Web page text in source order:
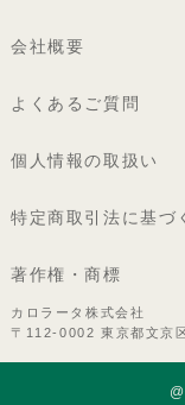
会社概要
よくあるご質問
個人情報の取扱い
特定商取引法に基づ
著作権・商標
カロラータ株式会社
〒112-0002 東京都文京